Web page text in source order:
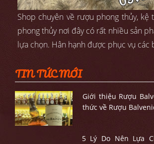
Shop chuyên về rượu phong thủy, kệ
phong thủy nơi đây có rất nhiều sản
lựa chọn. Hân hạnh được phục vụ các
TIN TỨC MỚI
Giới thiệu Rượu
thức về Rượu
5 Lý Do Nên Lựa